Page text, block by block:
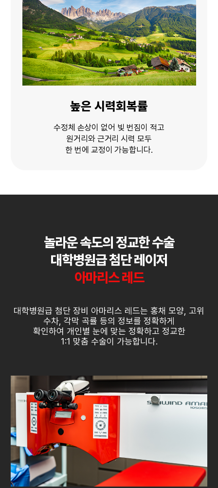
높은 시력회복률
수정체 손상이 없어 빛 번짐이 적고
원거리와 근거리 시력 모두
한 번에 교정이 가능합니다.
놀라운 속도의 정교한 수술
대학병원급 첨단 레이저
아마리스 레드
대학병원급 첨단 장비 아마리스 레드는 홍채 모양, 고위
수차, 각막 곡률 등의 정보를 정확하게
확인하여 개인별 눈에 맞는 정확하고 정교한
1:1 맞춤 수술이 가능합니다.